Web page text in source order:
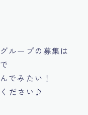
ループの募集は
でみたい！
ださい♪